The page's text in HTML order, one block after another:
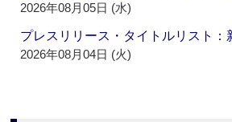
2026年08月05日 (水)
プレスリリース・タイトルリスト
2026年08月04日 (火)